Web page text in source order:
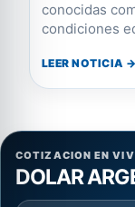
conocidas
condiciones
LEER NOTICIA →
COTIZACION EN
DOLAR